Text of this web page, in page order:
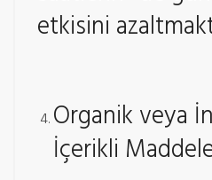
etkisini
Organik veya
İçerikli